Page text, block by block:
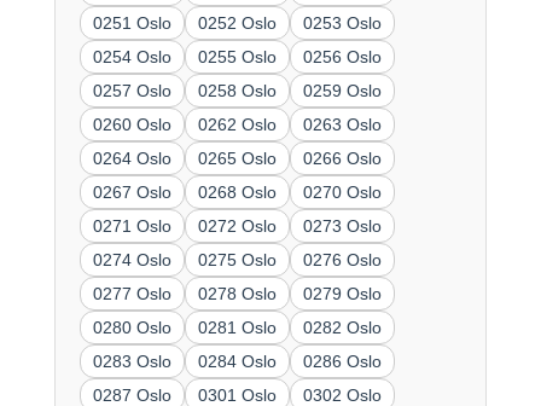
0251 Oslo
0252 Oslo
0253 Oslo
0254 Oslo
0255 Oslo
0256 Oslo
0257 Oslo
0258 Oslo
0259 Oslo
0260 Oslo
0262 Oslo
0263 Oslo
0264 Oslo
0265 Oslo
0266 Oslo
0267 Oslo
0268 Oslo
0270 Oslo
0271 Oslo
0272 Oslo
0273 Oslo
0274 Oslo
0275 Oslo
0276 Oslo
0277 Oslo
0278 Oslo
0279 Oslo
0280 Oslo
0281 Oslo
0282 Oslo
0283 Oslo
0284 Oslo
0286 Oslo
0287 Oslo
0301 Oslo
0302 Oslo